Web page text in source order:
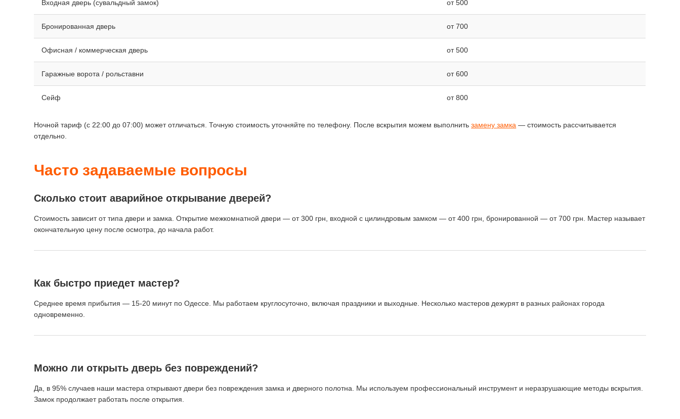
Входная дверь (сувальдный замок) от 500
Бронированная дверь от 700
Офисная / коммерческая дверь от 500
Гаражные ворота / рольставни от 600
Сейф от 800
Ночной тариф (с 22:00 до 07:00) может отличаться. Точную стоимость уточняйте по телефону. После вскрытия можем выполнитьзамену замка — стоимость рассчитывается
отдельно.
Часто задаваемые вопросы
Сколько стоит аварийное открывание дверей?
Стоимость зависит от типа двери и замка. Открытие межкомнатной двери — от 300 грн, входной с цилиндровым замком — от 400 грн, бронированной — от 700 грн. Мастер называет
окончательную цену после осмотра, до начала работ.
Как быстро приедет мастер?
Среднее время прибытия — 15-20 минут по Одессе. Мы работаем круглосуточно, включая праздники и выходные. Несколько мастеров дежурят в разных районах города
одновременно.
Можно ли открыть дверь без повреждений?
Да, в 95% случаев наши мастера открывают двери без повреждения замка и дверного полотна. Мы используем профессиональный инструмент и неразрушающие методы вскрытия.
Замок продолжает работать после открытия.